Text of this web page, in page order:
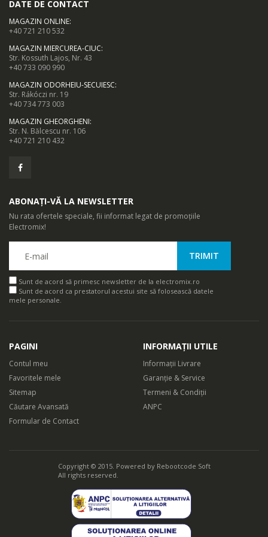
199,00 Lei
DATE DE CONTACT
MAGAZIN ONLINE:
+40 721 210 532
MAGAZIN MIERCUREA-CIUC:
Str. Kossuth Lajos, Nr. 43
+40 733 090 990
MAGAZIN ODORHEIU-SECUIESC:
Str. Rákóczi nr. 19
+40 734 773 003
MAGAZIN GHEORGHENI:
Str. N. Bălcescu nr. 106
+40 721 210 432
ABONAȚI-VĂ LA NEWSLETTER
Nu rata ofertele speciale, fii informat legat de promoțiile
Electromix!
Sunt de acord să primesc newsletter de la electromix.ro
Sunt de acord ca prestatorul acestui site să folosească datele
mele personale.
PAGINI
Contul meu
Favoritele mele
Sitemap
Căutare Avansată
Formular de Contact
INFORMAȚII UTILE
Informații Livrare
Garanție & Service
Termeni & Condiții
ANPC
Copyright © 2015. Powered by Rebootcode Soft
All rights reserved.